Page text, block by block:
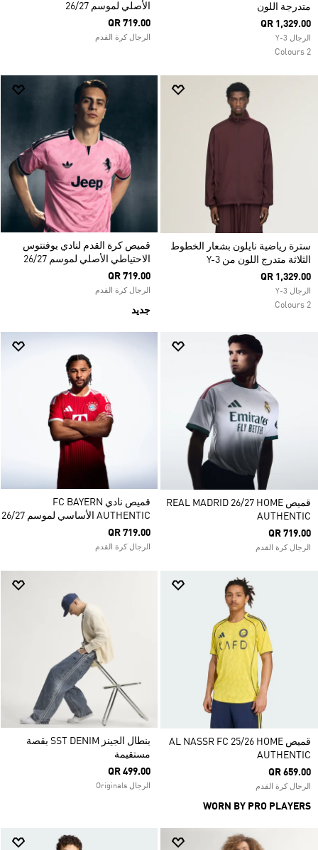
متدرجة اللون
QR 1,329.00
الرجال Y-3
2 Colours
الأصلي لموسم 26/27
QR 719.00
الرجال كرة القدم
سترة رياضية نايلون بشعار الخطوط
الثلاثة متدرج اللون من Y-3
QR 1,329.00
الرجال Y-3
2 Colours
قميص كرة القدم لنادي يوفنتوس
الاحتياطي الأصلي لموسم 26/27
QR 719.00
الرجال كرة القدم
جديد
قميص REAL MADRID 26/27 HOME
AUTHENTIC
QR 719.00
الرجال كرة القدم
قميص نادي FC BAYERN
AUTHENTIC الأساسي لموسم 26/27
QR 719.00
الرجال كرة القدم
قميص AL NASSR FC 25/26 HOME
AUTHENTIC
QR 659.00
الرجال كرة القدم
WORN BY PRO PLAYERS
بنطال الجينز SST DENIM بقصة
مستقيمة
QR 499.00
الرجال Originals